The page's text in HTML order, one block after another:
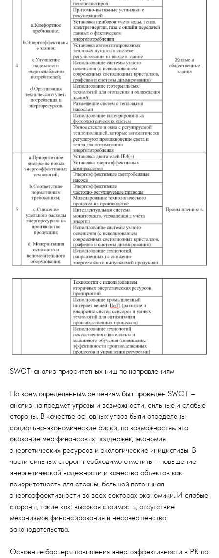
SWOT-анализ приоритетных ниш по направлениям
По всем определенным решениям был проведен SWOT –
анализ на предмет угрозы и возможности, сильные и слабые
стороны. В качестве основных угроз были определены
социально-экономические риски, по возможностям это
оказание мер финансовых поддержек, экономия
энергетических ресурсов и экологические инициативы. В
части сильных сторон необходимо отметить – повышение
энергетической надежности и качества объектов как
приоритетность для страны, большой потенциал
энергоэффективности во всех секторах экономики. И слабые
стороны, такие как: высокая стоимость, отсутствие
механизмов финансирования и несовершенство
законодательства.
Основные барьеры повышения энергоэффективности в РК по